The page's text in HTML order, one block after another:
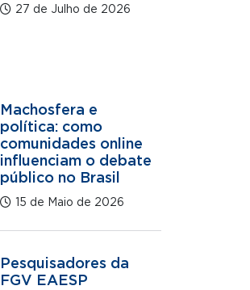
27 de Julho de 2026
Machosfera e
política: como
comunidades online
influenciam o debate
público no Brasil
15 de Maio de 2026
Pesquisadores da
FGV EAESP